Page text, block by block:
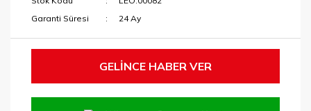
Garanti Süresi
24 Ay
GELİNCE HABER VER